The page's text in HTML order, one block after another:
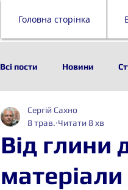
Головна сторінка
Всі пости Новини
Наука Історія
Від глини
Сергій Сахно
8 трав. Читати 8 хв